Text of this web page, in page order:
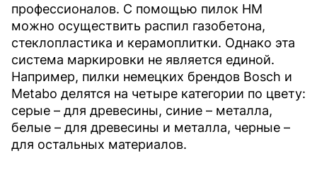
профессионалов. С помощью пилок HM
можно осуществить распил газобетона,
стеклопластика и керамоплитки. Однако эта
система маркировки не является единой.
Например, пилки немецких брендов Bosch и
Metabo делятся на четыре категории по цвету:
серые – для древесины, синие – металла,
белые – для древесины и металла, черные –
для остальных материалов.